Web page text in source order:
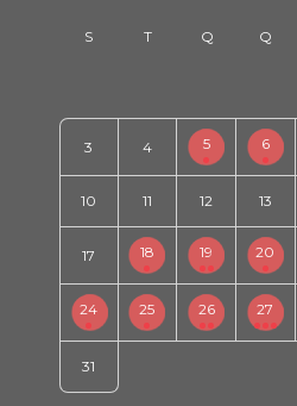
3 4 5 6
10 11 12 13
17 18 19 20
24 25 26 27
31